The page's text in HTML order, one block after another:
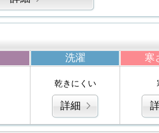
洗濯 寒
乾きにくい
詳細